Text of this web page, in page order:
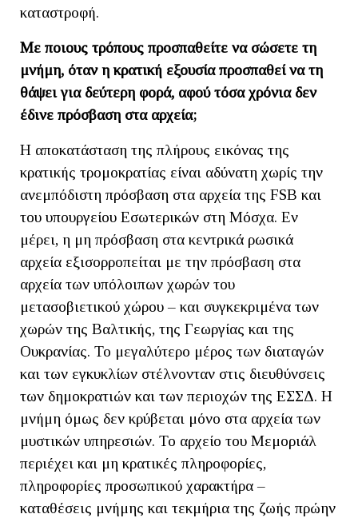
καταστροφή.
Με ποιους τρόπους προσπαθείτε να σώσετε τη
μνήμη, όταν η κρατική εξουσία προσπαθεί να τη
θάψει για δεύτερη φορά, αφού τόσα χρόνια δεν
έδινε πρόσβαση στα αρχεία;
Η αποκατάσταση της πλήρους εικόνας της
κρατικής τρομοκρατίας είναι αδύνατη χωρίς την
ανεμπόδιστη πρόσβαση στα αρχεία της FSB και
του υπουργείου Εσωτερικών στη Μόσχα. Εν
μέρει, η μη πρόσβαση στα κεντρικά ρωσικά
αρχεία εξισορροπείται με την πρόσβαση στα
αρχεία των υπόλοιπων χωρών του
μετασοβιετικού χώρου – και συγκεκριμένα των
χωρών της Βαλτικής, της Γεωργίας και της
Ουκρανίας. Το μεγαλύτερο μέρος των διαταγών
και των εγκυκλίων στέλνονταν στις διευθύνσεις
των δημοκρατιών και των περιοχών της ΕΣΣΔ. Η
μνήμη όμως δεν κρύβεται μόνο στα αρχεία των
μυστικών υπηρεσιών. Το αρχείο του Μεμοριάλ
περιέχει και μη κρατικές πληροφορίες,
πληροφορίες προσωπικού χαρακτήρα –
καταθέσεις μνήμης και τεκμήρια της ζωής πρώην